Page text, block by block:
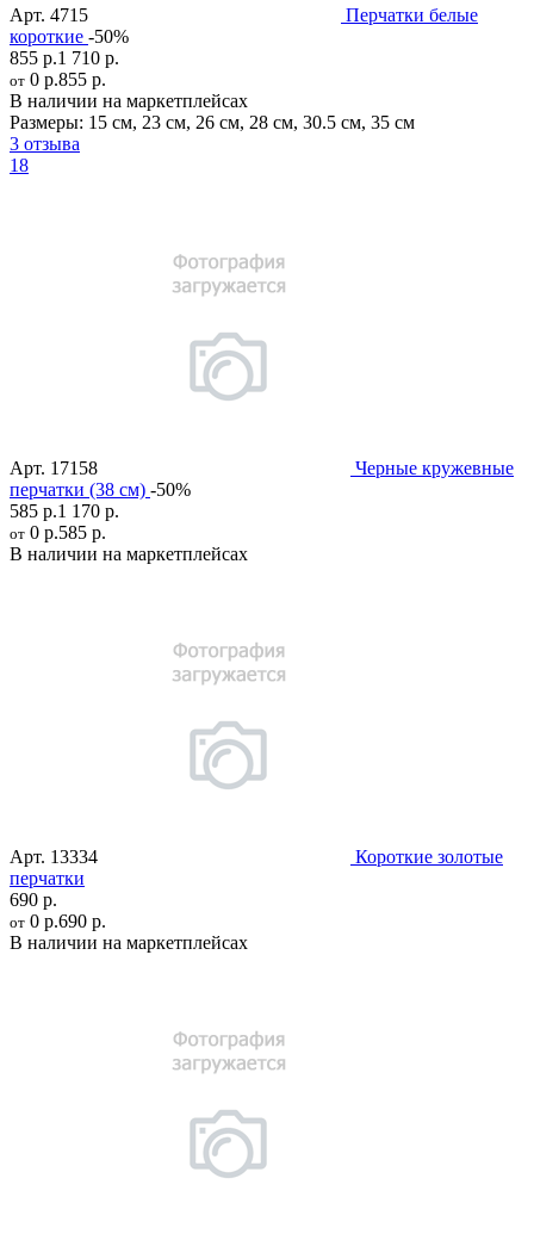
Арт. 4715
Перчатки белые
короткие -50%
855 р.1 710 р.
от 0 р.855 р.
В наличии на маркетплейсах
Размеры: 15 см, 23 см, 26 см, 28 см, 30.5 см, 35 см
3 отзыва
18
Арт. 17158
Черные кружевные
перчатки (38 см) -50%
585 р.1 170 р.
от 0 р.585 р.
В наличии на маркетплейсах
Арт. 13334
Короткие золотые
перчатки
690 р.
от 0 р.690 р.
В наличии на маркетплейсах